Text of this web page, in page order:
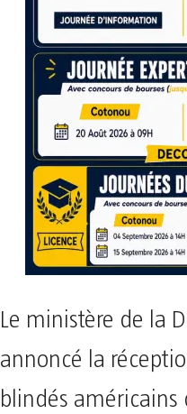
Le ministère de la
annoncé la
blindés américains